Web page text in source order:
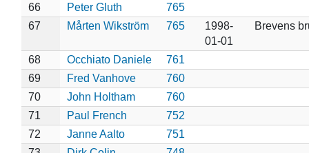
66 Peter Gluth
765
67
Mårten Wikström 765
1998-
01-01
Brevens
68 Occhiato Daniele
761
69
Fred Vanhove
760
70
John Holtham
760
71
Paul French
752
72
Janne Aalto
751